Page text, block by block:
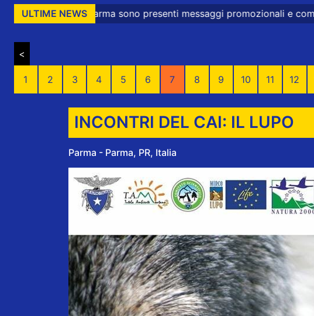
ULTIME NEWS
sono presenti messaggi promozionali e commerciali
<
1 2 3 4 5 6 7 8 9 10 11 12
INCONTRI DEL CAI: IL LUPO
Parma - Parma, PR, Italia